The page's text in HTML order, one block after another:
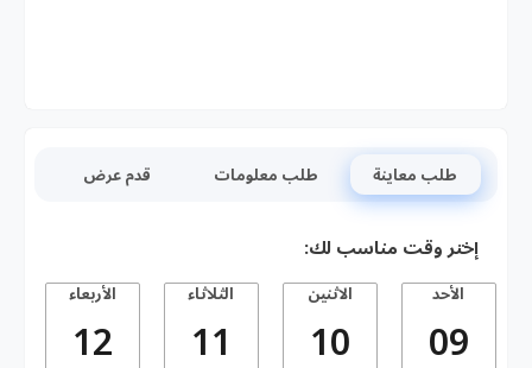
طلب معاينة طلب معلومات قدم عرض
إختر وقت مناسب لك:
الأحد
09
الاثنين
10
الثلاثاء
11
الأربعاء
12